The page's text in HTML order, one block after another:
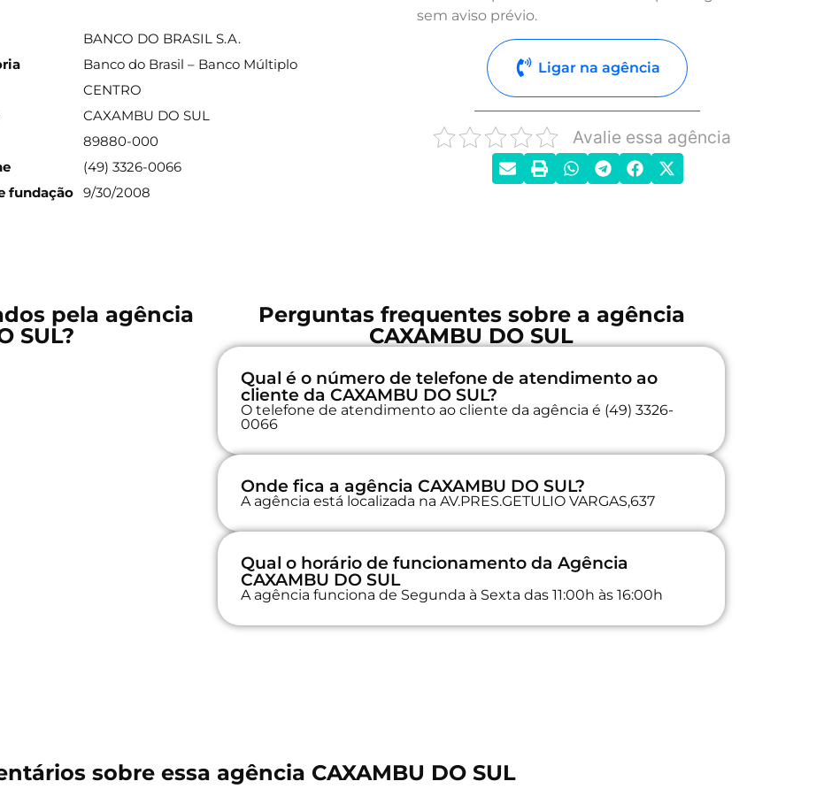
BANCO DO BRASIL S.A.
Banco do Brasil – Banco Múltiplo
CENTRO
CAXAMBU DO SUL
89880-000
(49) 3326-0066
fundação 9/30/2008
sem aviso prévio.
Ligar na agência
Avalie essa agência
pela agência
SUL?
Perguntas frequentes sobre a agência
CAXAMBU DO SUL
Qual é o número de telefone de atendimento ao
cliente da CAXAMBU DO SUL?
O telefone de atendimento ao cliente da agência é (49) 3326-
0066
Onde fica a agência CAXAMBU DO SUL?
A agência está localizada na AV.PRES.GETULIO VARGAS,637
Qual o horário de funcionamento da Agência
CAXAMBU DO SUL
A agência funciona de Segunda à Sexta das 11:00h às 16:00h
sobre essa agência CAXAMBU DO SUL